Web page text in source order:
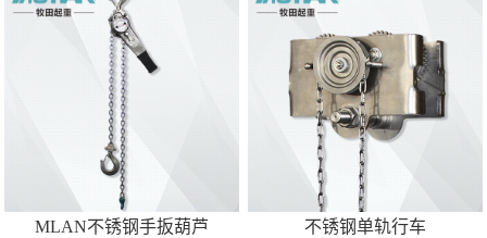
MLAN不锈钢手扳葫芦 不锈钢单轨行车